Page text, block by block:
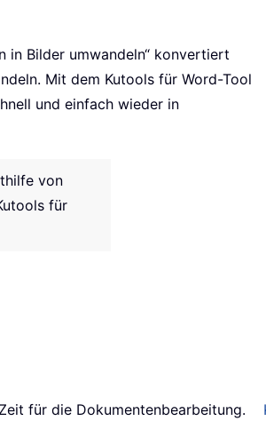
in Bilder umwandeln“ konvertiert
Mit dem Kutools für Word-Tool
und einfach wieder in
von
für
für die Dokumentenbearbeitung.